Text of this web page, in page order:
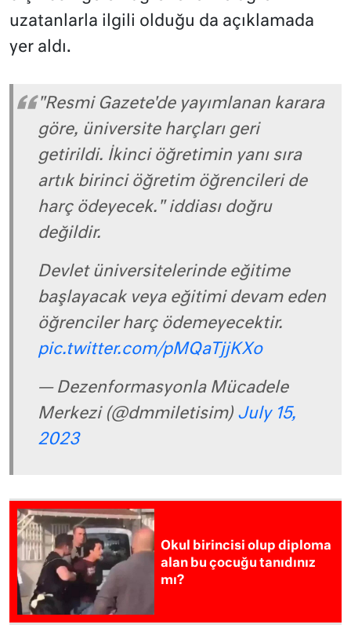
uzatanlarla ilgili olduğu da açıklamada
yer aldı.
"Resmi Gazete'de yayımlanan karara
göre, üniversite harçları geri
getirildi. İkinci öğretimin yanı sıra
artık birinci öğretim öğrencileri de
harç ödeyecek." iddiası doğru
değildir.
Devlet üniversitelerinde eğitime
başlayacak veya eğitimi devam eden
öğrenciler harç ödemeyecektir.
pic.twitter.com/pMQaTjjKXo
— Dezenformasyonla Mücadele
Merkezi (@dmmiletisim) July 15,
2023
Okul birincisi olup diploma
alan bu çocuğu tanıdınız
mı?